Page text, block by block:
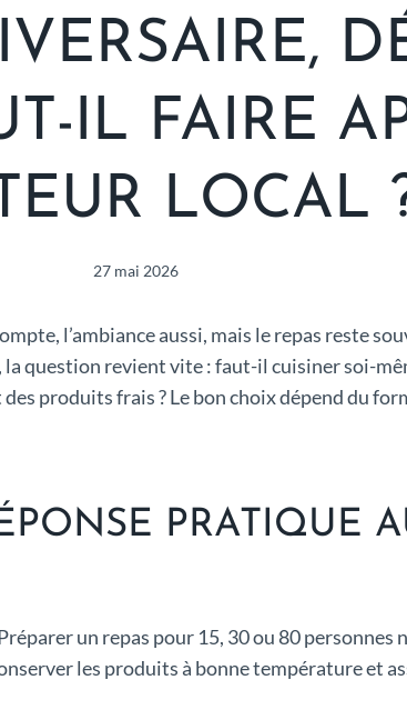
IL FAIRE
LOCAL
27 mai 2026
l’ambiance aussi, mais le repas reste
question revient vite : faut-il cuisiner soi-
produits frais ? Le bon choix dépend du
PRATIQUE
un repas pour 15, 30 ou 80
les produits à bonne température et